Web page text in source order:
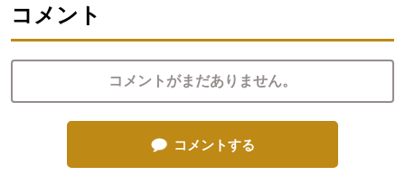
コメント
コメントがまだありません。
コメントする